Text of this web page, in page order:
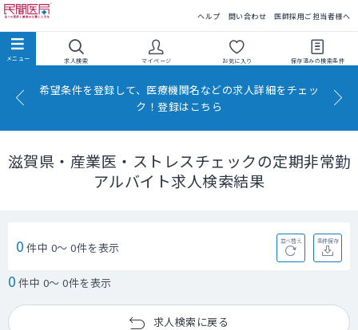
ヘルプ 問い合わせ 医師採用ご担当者様へ
求人検索 マイページ お気に入り 保存済みの検索条件
希望条件を登録して、医療機関名などの求人詳細をチェッ
ク！登録はこちら
滋賀県・産業医・ストレスチェックの定期非常勤
アルバイト求人検索結果
0 件中 0～ 0件を表示 並べ替え 条件保存
0 件中 0～ 0件を表示
求人検索に戻る